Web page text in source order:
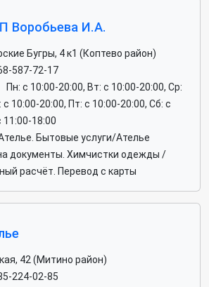
Воробьева И.А.
Бугры, 4 к1 (Коптево район)
587-72-17
Пн: c 10:00-20:00, Вт: c 10:00-20:00, Ср:
10:00-20:00, Пт: c 10:00-20:00, Сб: c
11:00-18:00
Бытовые услуги/Ателье
документы. Химчистки одежды /
расчёт. Перевод с карты
42 (Митино район)
224-02-85